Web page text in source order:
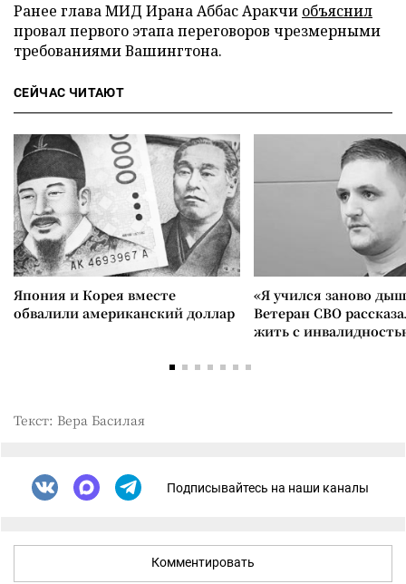
Ранее глава МИД Ирана Аббас Аракчи объяснил
провал первого этапа переговоров чрезмерными
требованиями Вашингтона.
СЕЙЧАС ЧИТАЮТ
Япония и Корея вместе
обвалили американский доллар
«Я учился заново
Ветеран СВО
жить с
Текст: Вера Басилая
Подписывайтесь на наши каналы
Комментировать